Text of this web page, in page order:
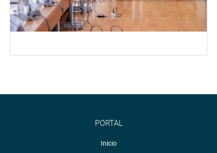
PORTAL
Inicio